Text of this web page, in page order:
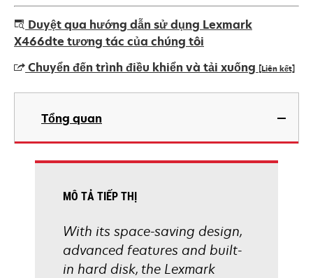
Duyệt qua hướng dẫn sử dụng Lexmark
X466dte tương tác của chúng tôi
Chuyển đến trình điều khiển và tải xuống [Liên kết]
opens
new
Tổng quan
MÔ TẢ TIẾP THỊ
With its space-saving design,
advanced features and built-
in hard disk, the Lexmark